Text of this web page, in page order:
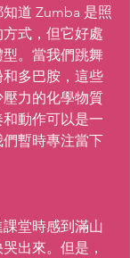
道 Zumba 是照
式，但它好處
。當我們跳舞
多巴胺，這些
力的化學物質
動作可以是一
暫時專注當下
堂時感到滿山
出來。但是，